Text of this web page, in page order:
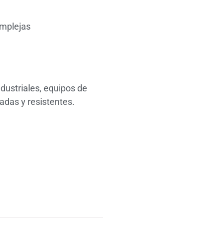
equipos de
y resistentes.